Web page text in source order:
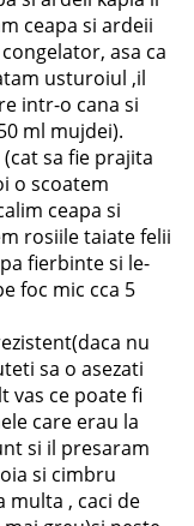
ceapa si ardeii
asa ca
usturoiul ,il
intr-o cana si
ml mujdei).
sa fie prajita
o scoatem
ceapa si
rosiile taiate felii
fierbinte si le-
foc mic cca 5
nu
sa o asezati
vas ce poate fi
care erau la
si il presaram
si cimbru
multa , caci de